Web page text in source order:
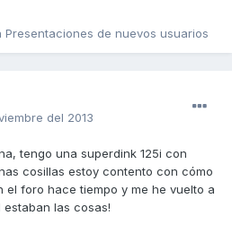
Presentaciones de nuevos usuarios
del 2013
tengo una superdink 125i con
cosillas estoy contento con cómo
el foro hace tiempo y me he vuelto a
las cosas!